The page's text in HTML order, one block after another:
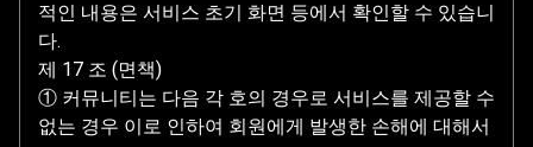
적인 내용은 서비스 초기 화면 등에서 확인할 수 있습니
다.
제 17 조 (면책)
① 커뮤니티는 다음 각 호의 경우로 서비스를 제공할 수
없는 경우 이로 인하여 회원에게 발생한 손해에 대해서